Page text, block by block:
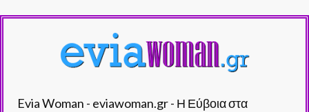
Evia Woman - eviawoman.gr - Η Εύβοια στα